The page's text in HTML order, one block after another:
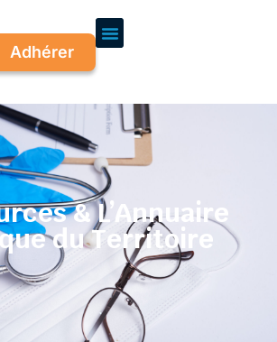
Adhérer
& L’Annuaire
du Territoire